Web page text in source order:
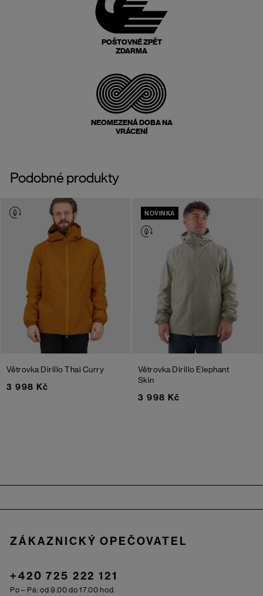
POŠTOVNÉ ZPĚT
ZDARMA
NEOMEZENÁ DOBA NA
VRÁCENÍ
Podobné produkty
Větrovka DirilloThai Curry
3 998 Kč
NOVINKA
Větrovka Dirillo Elephant
Skin
3 998 Kč
ZÁKAZNICKÝ OPEČOVATEL
+420 725 222 121
Po – Pá: od 9.00 do 17.00 hod.